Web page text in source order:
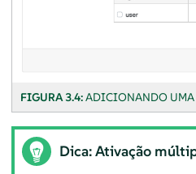
FIGURA 3.4:ADICIONANDO UMA
Dica: Ativação